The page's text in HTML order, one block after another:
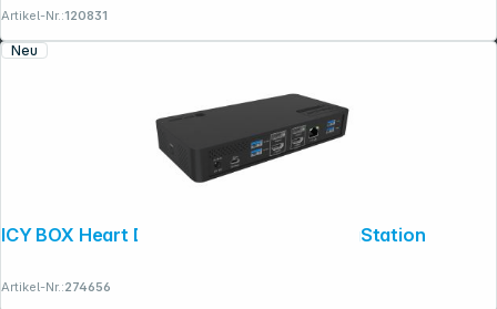
Artikel-Nr.:120831
Neu
ICY BOX Heart Dock 2255 11-in-1 DockingStation
Artikel-Nr.:274656